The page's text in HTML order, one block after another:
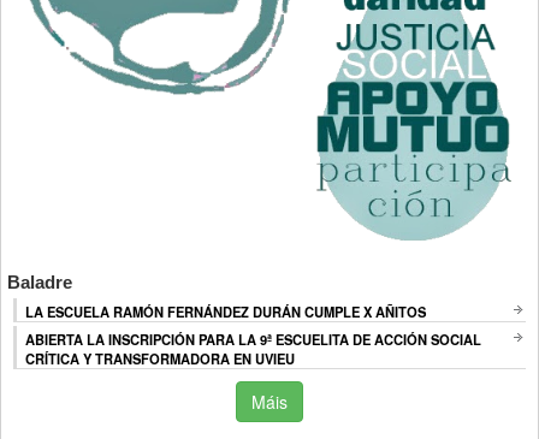
Baladre
LA ESCUELA RAMÓN FERNÁNDEZ DURÁN CUMPLE X AÑITOS
ABIERTA LA INSCRIPCIÓN PARA LA 9ª ESCUELITA DE ACCIÓN SOCIAL
CRÍTICA Y TRANSFORMADORA EN UVIEU
Máis